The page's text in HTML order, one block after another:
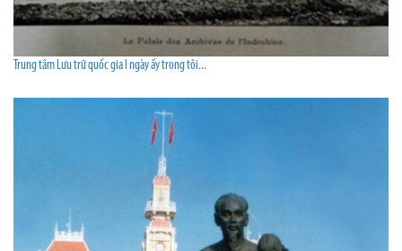
Trung tâm Lưu trữ quốc gia I ngày ấy trong tôi...